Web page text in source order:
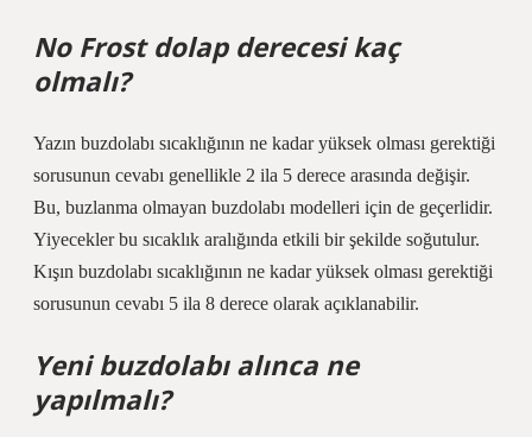
No Frost dolap derecesi kaç
olmalı?
Yazın buzdolabı sıcaklığının ne kadar yüksek olması gerektiği
sorusunun cevabı genellikle 2 ila 5 derece arasında değişir.
Bu, buzlanma olmayan buzdolabı modelleri için de geçerlidir.
Yiyecekler bu sıcaklık aralığında etkili bir şekilde soğutulur.
Kışın buzdolabı sıcaklığının ne kadar yüksek olması gerektiği
sorusunun cevabı 5 ila 8 derece olarak açıklanabilir.
Yeni buzdolabı alınca ne
yapılmalı?